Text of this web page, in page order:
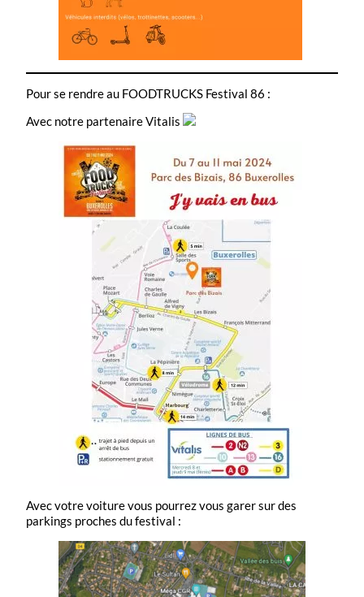
Pour se rendre au FOODTRUCKS Festival 86 :
Avec notre partenaire Vitalis
Avec votre voiture vous pourrez vous garer sur des
parkings proches du festival :